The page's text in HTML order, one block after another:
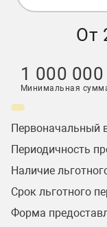
От
1 000
Минимальная
Первоначальный
Периодичность
Наличие
Срок льготного
Форма